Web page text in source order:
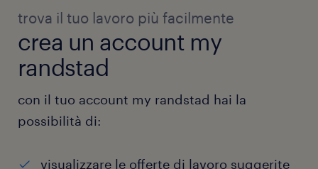
trova il tuo lavoro più facilmente
crea un account my
randstad
con il tuo account my randstad hai la
possibilità di:
visualizzare le offerte di lavoro suggerite